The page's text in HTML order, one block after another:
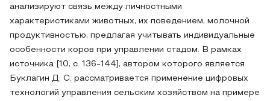
анализируют связь между личностными
характеристиками животных, их поведением, молочной
продуктивностью, предлагая учитывать индивидуальные
особенности коров при управлении стадом. В рамках
источника [10, с. 136-144], автором которого является
Буклагин Д. С. рассматривается применение цифровых
технологий управления сельским хозяйством на примере